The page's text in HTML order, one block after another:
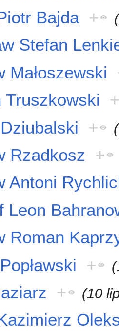
Bajda +
Stefan
Małoszewski
Truszkowski
+
Rzadkosz
+
Antoni
Leon
Roman
+
+ (10